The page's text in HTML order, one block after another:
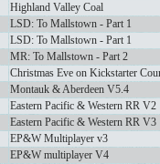
Highland Valley Coal
LSD: To Mallstown - Part 1
LSD: To Mallstown - Part 1
MR: To Mallstown - Part 2
Christmas Eve on Kickstarter
Montauk & Aberdeen V5.4
Eastern Pacific & Western RR V2
Eastern Pacific & Western RR V3
EP&W Multiplayer v3
EP&W multiplayer V4